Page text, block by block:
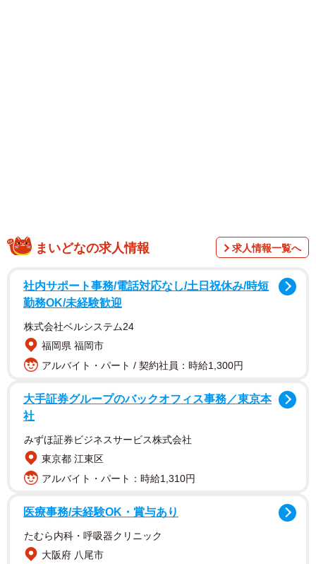
物は入らないし目立つし盗撮されるしおまけに友達にバカ
にされる https://t.co/iBnaKpeymO
pic.twitter.com/1b5LxCdwjW
— aki (@ak_rng_1) January 14, 2026
FENDIのおにぎりバッグは目黒蓮が着用
注目されているのは、ルイ・ヴィトンの2025年秋冬メンズ
コレクションで発表された「ロブスター・ウェアラブル ウ
ォレット」。モノグラム・キャンバスとヌメ革を使用し、
パッド入りのハサミも本物さながらに表現されている。
まいどなの求人情報 求人情報一覧へ
社内サポート事務/電話対応なし/土日祝休み/時短
勤務OK/未経験歓迎
株式会社ベルシステム24
福岡県 福岡市
アルバイト・パート / 契約社員：時給1,300円
大手証券グループのバックオフィス事務／東京本
社
みずほ証券ビジネスサービス株式会社
東京都 江東区
アルバイト・パート：時給1,310円
医療事務/未経験OK・賞与あり
たむら内科・呼吸器クリニック
大阪府 八尾市